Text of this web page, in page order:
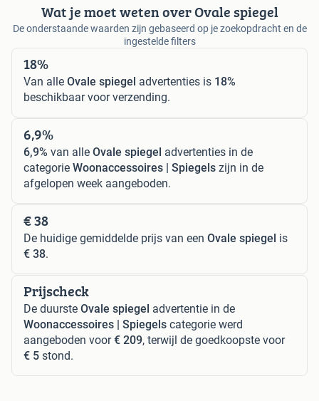
Wat je moet weten over Ovale spiegel
De onderstaande waarden zijn gebaseerd op je zoekopdracht en de
ingestelde filters
18%
Van alle Ovale spiegel advertenties is 18%
beschikbaar voor verzending.
6,9%
6,9% van alle Ovale spiegel advertenties in de
categorie Woonaccessoires | Spiegels zijn in de
afgelopen week aangeboden.
€ 38
De huidige gemiddelde prijs van een Ovale spiegel is
€ 38.
Prijscheck
De duurste Ovale spiegel advertentie in de
Woonaccessoires | Spiegels categorie werd
aangeboden voor€ 209, terwijl de goedkoopste voor
€ 5 stond.